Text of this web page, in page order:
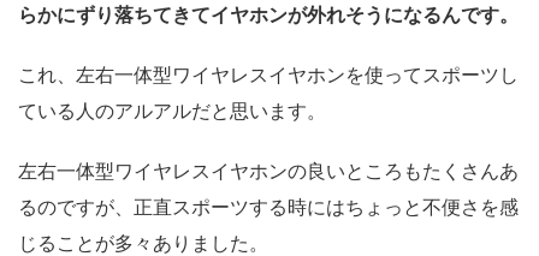
らかにずり落ちてきてイヤホンが外れそうになるんです。
これ、左右一体型ワイヤレスイヤホンを使ってスポーツし
ている人のアルアルだと思います。
左右一体型ワイヤレスイヤホンの良いところもたくさんあ
るのですが、正直スポーツする時にはちょっと不便さを感
じることが多々ありました。